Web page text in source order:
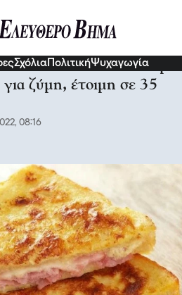
Σχόλια ΠολιτικήΨυχαγωγία
καταπληκτική πίτσα με
ζύμη, έτοιμη σε 35
08:16